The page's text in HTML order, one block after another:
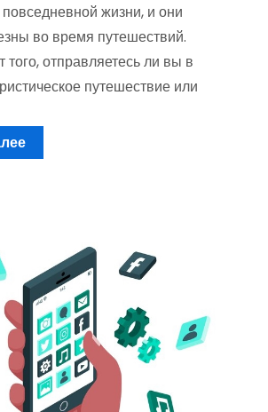
жизни, и они
во время путешествий.
того, отправляетесь ли вы в
путешествие или